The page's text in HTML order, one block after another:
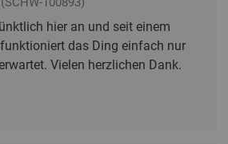
hier an und seit einem
das Ding einfach nur
Vielen herzlichen Dank.